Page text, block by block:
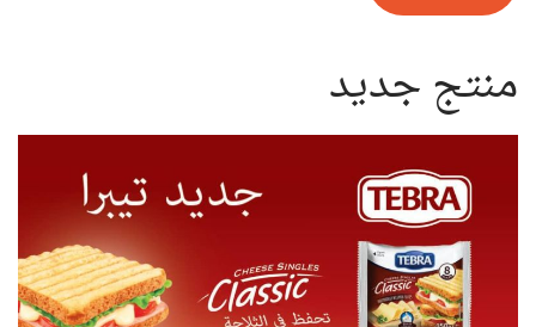
منتج جديد